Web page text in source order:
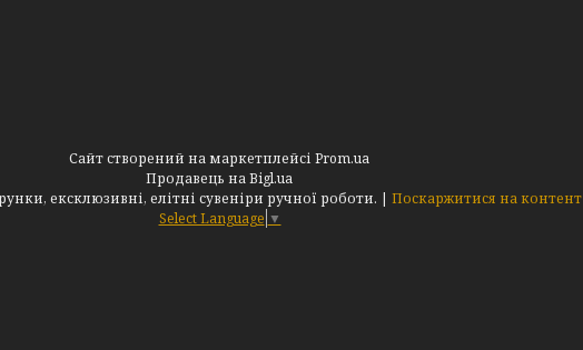
Сайт створений на маркетплейсі Prom.ua
Продавець на Bigl.ua
Інтернет-магазин "АльдеМікс": Оригінальні подарунки, ексклюзивні, елітні сувеніри ручної роботи. | Поскаржитися на контент
Select Language ▼